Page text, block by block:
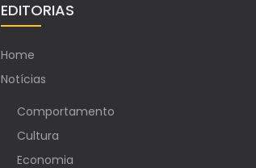
EDITORIAS
Home
Notícias
Comportamento
Cultura
Economia